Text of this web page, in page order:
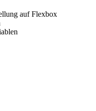
auf Flexbox